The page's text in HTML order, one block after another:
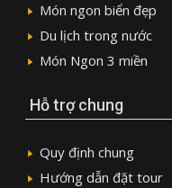
Món ngon biển đẹp
Du lịch trong nước
Món Ngon 3 miền
Hỗ trợ chung
Quy định chung
Hướng dẫn đặt tour